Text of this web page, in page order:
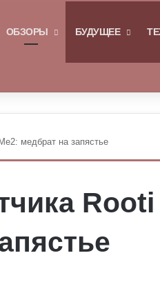
ОБЗОРЫ БУДУЩЕЕ
медбрат на запястье
Rooti